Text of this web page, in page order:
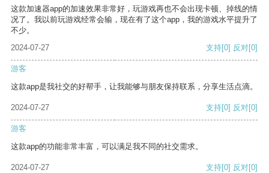
这款加速器app的加速效果非常好，玩游戏再也不会出现卡顿、掉线的情
况了。我以前玩游戏经常会输，现在有了这个app，我的游戏水平提升了
不少。
2024-07-27
支持[0] 反对[0]
游客
这款app是我社交的好帮手，让我能够与朋友保持联系，分享生活点滴。
2024-07-27 支持[0] 反对[0]
游客
这款app的功能非常丰富，可以满足我不同的社交需求。
2024-07-27 支持[0] 反对[0]